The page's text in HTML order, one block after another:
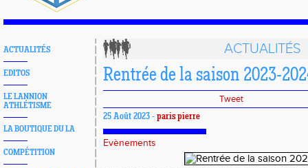
ACTUALITÉS
EDITOS
LE LANNION
ATHLÉTISME
LA BOUTIQUE DU LA
COMPÉTITION
ACTUALITÉS
Rentrée de la saison 2023-
Tweet
25 Août 2023 - paris pierre
Evènements